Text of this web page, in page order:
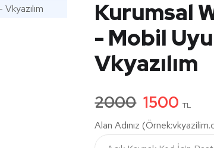
Kurumsal
- Mobil
Vkyazılım
2000 1500 TL
Alan Adınız